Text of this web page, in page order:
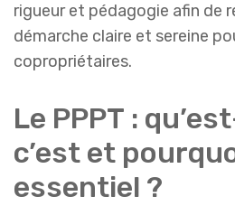
rigueur et pédagogie afin de
démarche claire et sereine
copropriétaires.
Le PPPT :
c’est et
essentiel ?